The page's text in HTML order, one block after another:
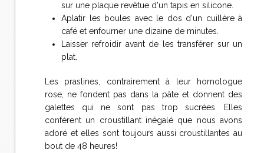
sur une plaque revêtue d'un tapis en silicone.
Aplatir les boules avec le dos d'un cuillère à
café et enfourner une dizaine de minutes.
Laisser refroidir avant de les transférer sur un
plat.
Les praslines, contrairement à leur homologue
rose, ne fondent pas dans la pâte et donnent des
galettes qui ne sont pas trop sucrées. Elles
confèrent un croustillant inégalé que nous avons
adoré et elles sont toujours aussi croustillantes au
bout de 48 heures!